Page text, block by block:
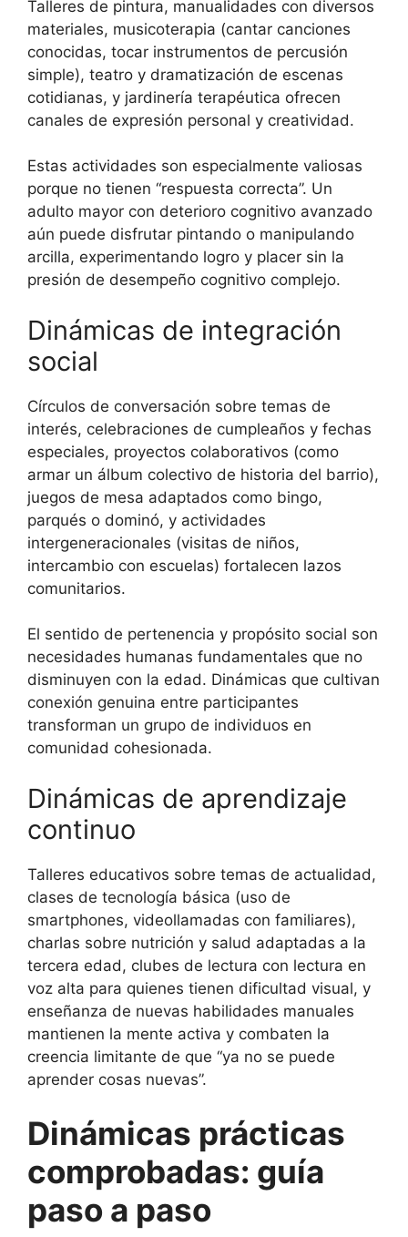
Talleres de pintura, manualidades con diversos
materiales, musicoterapia (cantar canciones
conocidas, tocar instrumentos de percusión
simple), teatro y dramatización de escenas
cotidianas, y jardinería terapéutica ofrecen
canales de expresión personal y creatividad.
Estas actividades son especialmente valiosas
porque no tienen “respuesta correcta”. Un
adulto mayor con deterioro cognitivo avanzado
aún puede disfrutar pintando o manipulando
arcilla, experimentando logro y placer sin la
presión de desempeño cognitivo complejo.
Dinámicas de integración
social
Círculos de conversación sobre temas de
interés, celebraciones de cumpleaños y fechas
especiales, proyectos colaborativos (como
armar un álbum colectivo de historia del barrio),
juegos de mesa adaptados como bingo,
parqués o dominó, y actividades
intergeneracionales (visitas de niños,
intercambio con escuelas) fortalecen lazos
comunitarios.
El sentido de pertenencia y propósito social son
necesidades humanas fundamentales que no
disminuyen con la edad. Dinámicas que cultivan
conexión genuina entre participantes
transforman un grupo de individuos en
comunidad cohesionada.
Dinámicas de aprendizaje
continuo
Talleres educativos sobre temas de actualidad,
clases de tecnología básica (uso de
smartphones, videollamadas con familiares),
charlas sobre nutrición y salud adaptadas a la
tercera edad, clubes de lectura con lectura en
voz alta para quienes tienen dificultad visual, y
enseñanza de nuevas habilidades manuales
mantienen la mente activa y combaten la
creencia limitante de que “ya no se puede
aprender cosas nuevas”.
Dinámicas prácticas
comprobadas: guía
paso a paso